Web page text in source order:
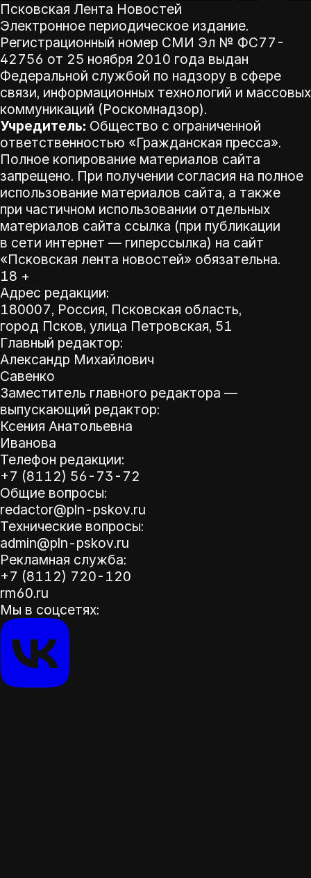
Псковская Лента Новостей
Электронное периодическое издание.
Регистрационный номер СМИ Эл № ФС77-
42756 от 25 ноября 2010 года выдан
Федеральной службой по надзору в сфере
связи, информационных технологий и массовых
коммуникаций (Роскомнадзор).
Учредитель: Общество с ограниченной
ответственностью «Гражданская пресса».
Полное копирование материалов сайта
запрещено. При получении согласия на полное
использование материалов сайта, а также
при частичном использовании отдельных
материалов сайта ссылка (при публикации
в сети интернет — гиперссылка) на сайт
«Псковская лента новостей» обязательна.
18 +
Адрес редакции:
180007, Россия, Псковская область,
город Псков, улица Петровская, 51
Главный редактор:
Александр Михайлович
Савенко
Заместитель главного редактора —
выпускающий редактор:
Ксения Анатольевна
Иванова
Телефон редакции:
+7 (8112) 56-73-72
Общие вопросы:
redactor@pln-pskov.ru
Технические вопросы:
admin@pln-pskov.ru
Рекламная служба:
+7 (8112) 720-120
rm60.ru
Мы в соцсетях: